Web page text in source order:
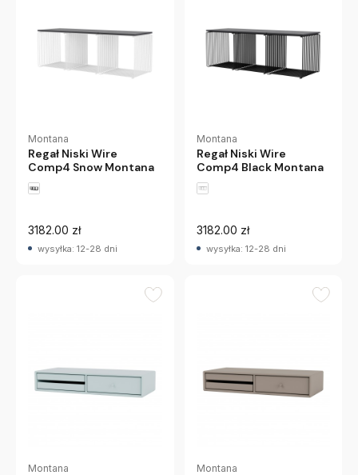
Montana
Regał Niski Wire
Comp4 Snow Montana
3182.00 zł
wysyłka: 12-28 dni
Montana
Regał Niski Wire
Comp4 Black Montana
3182.00 zł
wysyłka: 12-28 dni
Montana Montana